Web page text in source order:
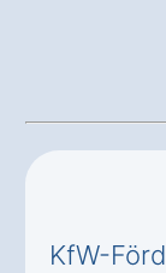
KfW-